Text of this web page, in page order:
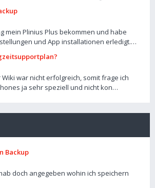
mein Plinius Plus bekommen und habe
und App installationen erledigt.…
war nicht erfolgreich, somit frage ich
ja sehr speziell und nicht kon…
Backup
doch angegeben wohin ich speichern